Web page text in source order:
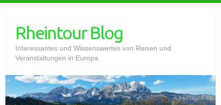
contentRheintour Blog
Interessantes und Wissenswertes von Reisen und
Veranstaltungen in Europa